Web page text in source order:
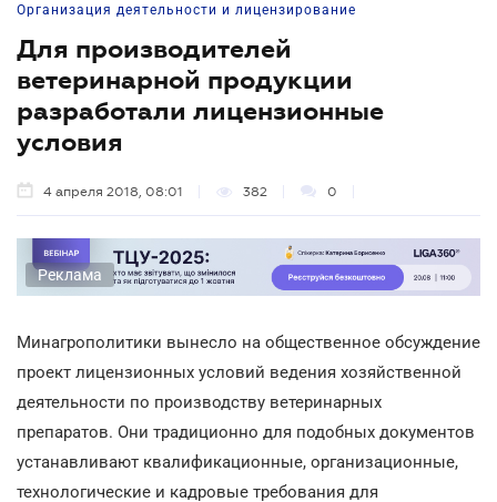
Организация деятельности и лицензирование
Для производителей
ветеринарной продукции
разработали лицензионные
условия
4 апреля 2018, 08:01 382 0
Реклама
Минагрополитики вынесло на общественное обсуждение
проект лицензионных условий ведения хозяйственной
деятельности по производству ветеринарных
препаратов. Они традиционно для подобных документов
устанавливают квалификационные, организационные,
технологические и кадровые требования для